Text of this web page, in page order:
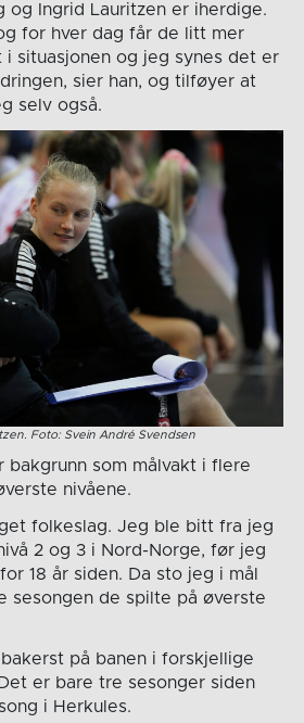
og Ingrid Lauritzen er iherdige.
for hver dag får de litt mer
i situasjonen og jeg synes det er
sier han, og tilføyer at
selv også.
Foto: Svein André Svendsen
bakgrunn som målvakt i flere
nivåene.
folkeslag. Jeg ble bitt fra jeg
2 og 3 i Nord-Norge, før jeg
18 år siden. Da sto jeg i mål
sesongen de spilte på øverste
på banen i forskjellige
er bare tre sesonger siden
i Herkules.